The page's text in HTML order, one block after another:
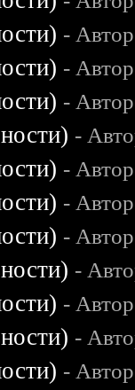
-
-
-
-
-
-
-
-
-
-
-